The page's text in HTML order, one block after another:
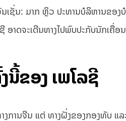
ນເຊັ່ນ: ມາກ ຫຼິວ ປະທານບໍລິຫານຂ
າດຈະເດີນທາງໄປພົບປະກັບນັກເຄື່
ນີ້ຂອງ ເພໂລຊີ
ການຈີນ ແຕ່ ທາງຝັ່ງຂອງກອງທັບ ແລ